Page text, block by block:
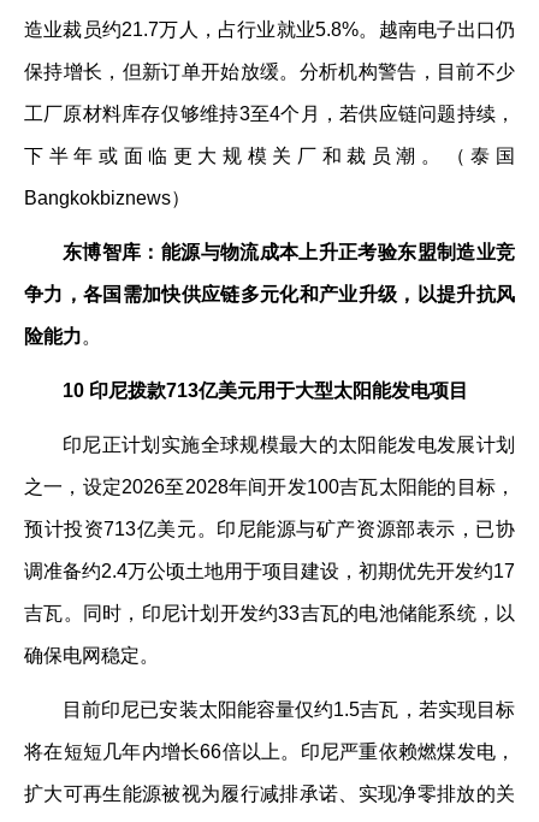
造业裁员约21.7万人，占行业就业5.8%。越南电子出口仍
保持增长，但新订单开始放缓。分析机构警告，目前不少
工厂原材料库存仅够维持3至4个月，若供应链问题持续，
下半年或面临更大规模关厂和裁员潮。（泰国
Bangkokbiznews）
东博智库：能源与物流成本上升正考验东盟制造业竞
争力，各国需加快供应链多元化和产业升级，以提升抗风
险能力。
10 印尼拨款713亿美元用于大型太阳能发电项目
印尼正计划实施全球规模最大的太阳能发电发展计划
之一，设定2026至2028年间开发100吉瓦太阳能的目标，
预计投资713亿美元。印尼能源与矿产资源部表示，已协
调准备约2.4万公顷土地用于项目建设，初期优先开发约17
吉瓦。同时，印尼计划开发约33吉瓦的电池储能系统，以
确保电网稳定。
目前印尼已安装太阳能容量仅约1.5吉瓦，若实现目标
将在短短几年内增长66倍以上。印尼严重依赖燃煤发电，
扩大可再生能源被视为履行减排承诺、实现净零排放的关